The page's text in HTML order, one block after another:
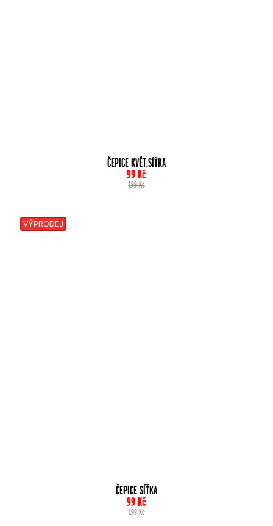
ČEPICE KVĚT,SÍŤKA
99Kč
199Kč
VÝPRODEJ
ČEPICE SÍŤKA
99Kč
199Kč